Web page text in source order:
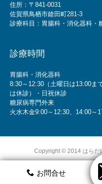
お問合せ
住所：〒841-0031
佐賀県鳥栖市鎗田町281-3
診療科目：胃腸科・消化器科・
診療時間
胃腸科・消化器科
8:30～12:30（土曜日は13:00ま
は休診）・日祝休診
糖尿病専門外来
火水木金9:00～12:30、14:00～
Copyright © 2014 はらだ
ホームページ制作サ